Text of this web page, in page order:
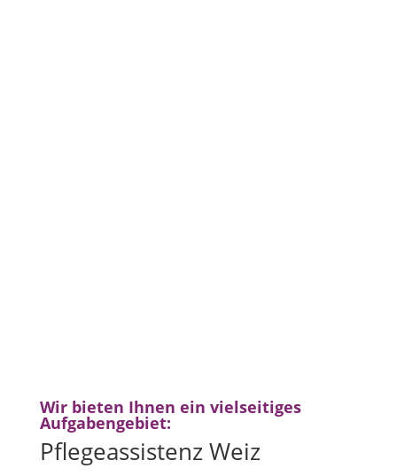
Wir bieten Ihnen ein vielseitiges
Aufgabengebiet:
Pflegeassistenz Weiz